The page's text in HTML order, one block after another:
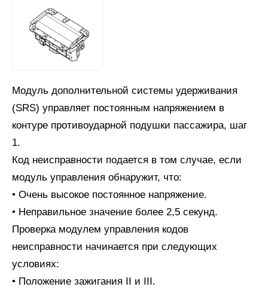
Модуль дополнительной системы удерживания
(SRS) управляет постоянным напряжением в
контуре противоударной подушки пассажира, шаг
1.
Код неисправности подается в том случае, если
модуль управления обнаружит, что:
• Очень высокое постоянное напряжение.
• Неправильное значение более 2,5 секунд.
Проверка модулем управления кодов
неисправности начинается при следующих
условиях:
• Положение зажигания II и III.